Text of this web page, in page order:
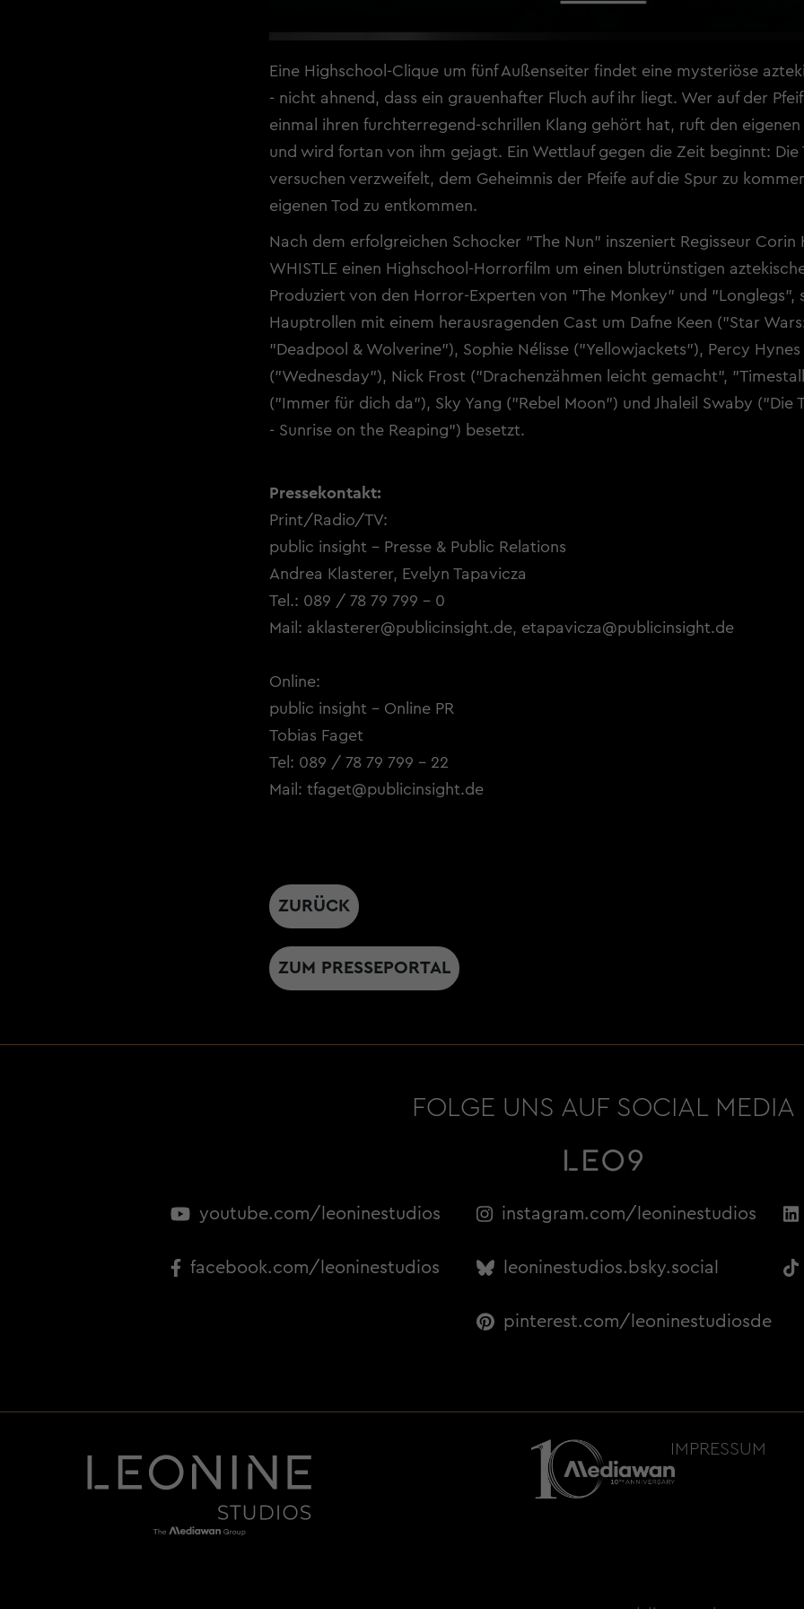
Eine Highschool-Clique um fünf Außenseiter findet eine mysteriöse
- nicht ahnend, dass ein grauenhafter Fluch auf ihr liegt. Wer auf der
einmal ihren furchterregend-schrillen Klang gehört hat, ruft den eigenen
und wird fortan von ihm gejagt. Ein Wettlauf gegen die Zeit beginnt: Die
versuchen verzweifelt, dem Geheimnis der Pfeife auf die Spur zu
eigenen Tod zu entkommen.
Nach dem erfolgreichen Schocker "The Nun" inszeniert Regisseur Corin
WHISTLE einen Highschool-Horrorfilm um einen blutrünstigen
Produziert von den Horror-Experten von "The Monkey" und "Longlegs",
Hauptrollen mit einem herausragenden Cast um Dafne Keen ("Star
"Deadpool & Wolverine"), Sophie Nélisse ("Yellowjackets"), Percy
("Wednesday"), Nick Frost ("Drachenzähmen leicht gemacht",
("Immer für dich da"), Sky Yang ("Rebel Moon") und Jhaleil Swaby ("Die
- Sunrise on the Reaping") besetzt.
Pressekontakt:
Print/Radio/TV:
public insight - Presse & Public Relations
Andrea Klasterer, Evelyn Tapavicza
Tel.: 089 / 78 79 799 - 0
Mail: aklasterer@publicinsight.de, etapavicza@publicinsight.de
Online:
public insight - Online PR
Tobias Faget
Tel: 089 / 78 79 799 - 22
Mail: tfaget@publicinsight.de
ZURÜCK
ZUM PRESSEPORTAL
FOLGE UNS AUF SOCIAL MEDIA
youtube.com/leoninestudios
facebook.com/leoninestudios
instagram.com/leoninestudios
leoninestudios.bsky.social
pinterest.com/leoninestudiosde
IMPRESSUM